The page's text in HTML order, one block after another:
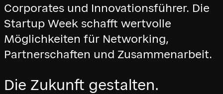
Corporates und Innovationsführer. Die
Startup Week schafft wertvolle
Möglichkeiten für Networking,
Partnerschaften und Zusammenarbeit.
Die Zukunft gestalten.